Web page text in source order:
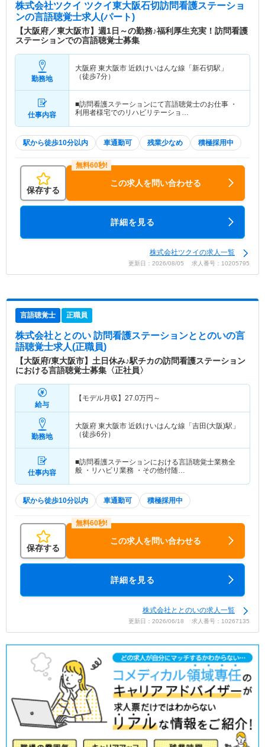
株式会社ツクイ ツクイ東大阪石切訪問看護ステーショ
ンの言語聴覚士求人(パート)
【大阪府／東大阪市】週1日～の勤務♪福利厚生充実！訪問看護
ステーションでの言語聴覚士募集
勤務地
大阪府 東大阪市 近鉄けいはんな線「新石切駅」
（徒歩7分）
仕事内容
■訪問看護ステーションにて言語聴覚士のお仕事 ・
利用者様宅でのリハビリテーショ…
駅から徒歩10分以内 車通勤可 残業少なめ 積極採用中
保存する
この求人を問い合わせる
詳細を見る
株式会社ツクイの求人一覧
更新日：2026/08/05 求人番号：10205795
言語聴覚士 正職員
株式会社ととのい 訪問看護ステーションととのいの言
語聴覚士求人(正職員)
【大阪府/東大阪市】土日休み♪駅チカの訪問看護ステーション
における言語聴覚士募集〈正社員〉
給与
【モデル月収】 27.0万円～
勤務地
大阪府 東大阪市 近鉄けいはんな線「吉田(大阪)駅」
（徒歩6分）
仕事内容
■訪問看護ステーションにおける言語聴覚士業務全
般 ・リハビリ業務 ・その他付随…
駅から徒歩10分以内 車通勤可 積極採用中
保存する
この求人を問い合わせる
詳細を見る
株式会社ととのいの求人一覧
更新日：2026/06/18 求人番号：10267135